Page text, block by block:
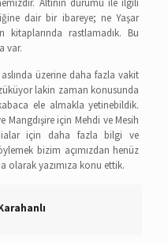
dair bir ibareye; ne Yaşar
kitaplarında rastlamadık. Bu
var.
üzerine daha fazla vakit
lakin zaman konusunda
ele almakla yetinebildik.
Mangdışire için Mehdi ve Mesih
için daha fazla bilgi ve
bizim açımızdan henüz
olarak yazımıza konu ettik.